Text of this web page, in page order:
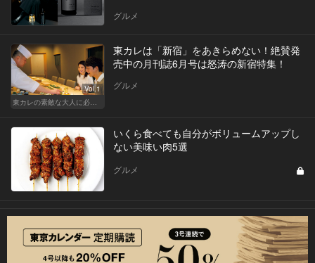
グルメ
Vol.1
東カレの素敵な大人に必要なこと
東カレは「新宿」をあきらめない！絶賛発
売中の月刊誌6月号は怒涛の新宿特集！
グルメ
いくら食べても自分がボリュームアップし
ない美味い肉5選
グルメ